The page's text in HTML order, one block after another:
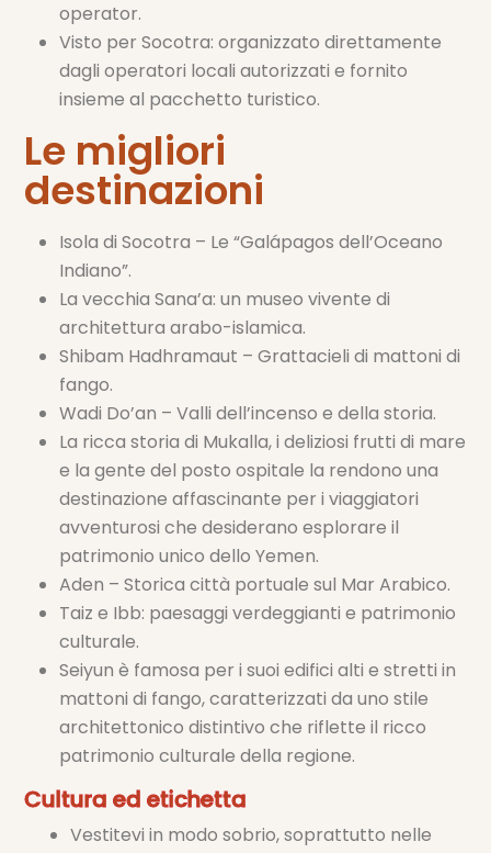
operator.
Visto per Socotra: organizzato direttamente
dagli operatori locali autorizzati e fornito
insieme al pacchetto turistico.
Le migliori
destinazioni
Isola di Socotra – Le “Galápagos dell’Oceano
Indiano”.
La vecchia Sana’a: un museo vivente di
architettura arabo-islamica.
Shibam Hadhramaut – Grattacieli di mattoni di
fango.
Wadi Do’an – Valli dell’incenso e della storia.
La ricca storia di Mukalla, i deliziosi frutti di mare
e la gente del posto ospitale la rendono una
destinazione affascinante per i viaggiatori
avventurosi che desiderano esplorare il
patrimonio unico dello Yemen.
Aden – Storica città portuale sul Mar Arabico.
Taiz e Ibb: paesaggi verdeggianti e patrimonio
culturale.
Seiyun è famosa per i suoi edifici alti e stretti in
mattoni di fango, caratterizzati da uno stile
architettonico distintivo che riflette il ricco
patrimonio culturale della regione.
Cultura ed etichetta
Vestitevi in ​​modo sobrio, soprattutto nelle